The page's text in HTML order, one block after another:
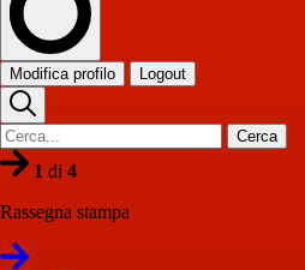
Modifica profilo Logout
Cerca
1 di 4
Rassegna stampa